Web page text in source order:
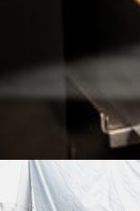
紹介しま
おすす